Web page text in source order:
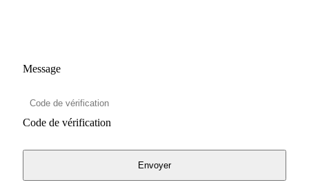
Message
Code de vérification